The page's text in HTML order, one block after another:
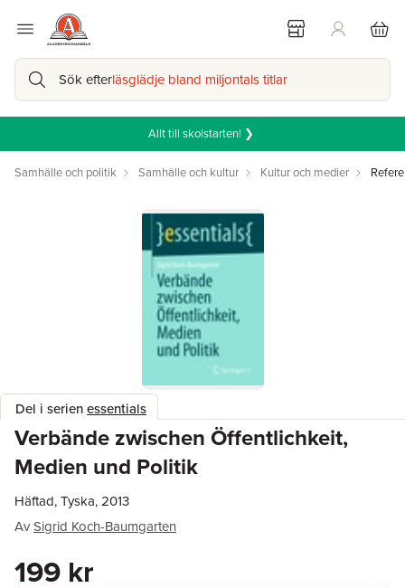
Sök efterläsglädje bland miljontals titlar
Allt till skolstarten! ❯
Samhälle och politik Samhälle och kultur Kultur och medier
Del i serienessentials
Verbände zwischen Öffentlichkeit,
Medien und Politik
Häftad, Tyska, 2013
AvSigrid Koch-Baumgarten
199 kr